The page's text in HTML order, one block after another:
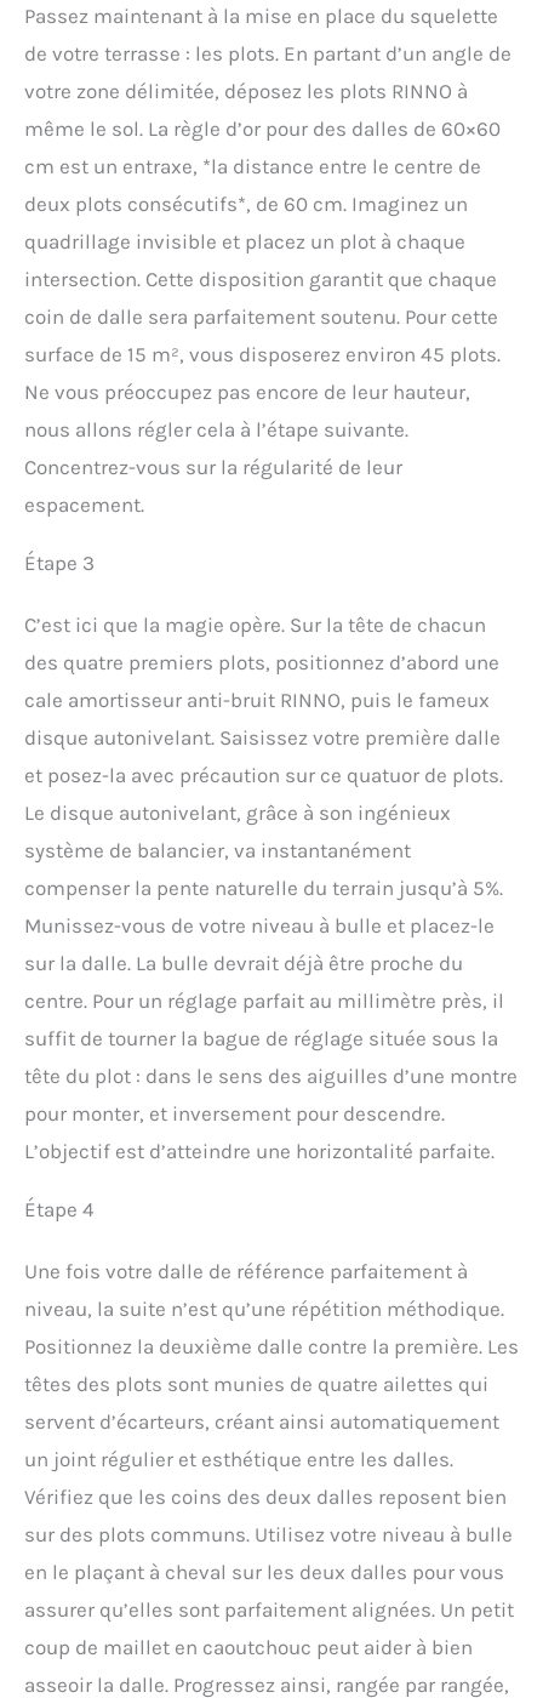
Passez maintenant à la mise en place du squelette
de votre terrasse : les plots. En partant d’un angle de
votre zone délimitée, déposez les plots RINNO à
même le sol. La règle d’or pour des dalles de 60×60
cm est un entraxe, *la distance entre le centre de
deux plots consécutifs*, de 60 cm. Imaginez un
quadrillage invisible et placez un plot à chaque
intersection. Cette disposition garantit que chaque
coin de dalle sera parfaitement soutenu. Pour cette
surface de 15 m², vous disposerez environ 45 plots.
Ne vous préoccupez pas encore de leur hauteur,
nous allons régler cela à l’étape suivante.
Concentrez-vous sur la régularité de leur
espacement.
Étape 3
C’est ici que la magie opère. Sur la tête de chacun
des quatre premiers plots, positionnez d’abord une
cale amortisseur anti-bruit RINNO, puis le fameux
disque autonivelant. Saisissez votre première dalle
et posez-la avec précaution sur ce quatuor de plots.
Le disque autonivelant, grâce à son ingénieux
système de balancier, va instantanément
compenser la pente naturelle du terrain jusqu’à 5%.
Munissez-vous de votre niveau à bulle et placez-le
sur la dalle. La bulle devrait déjà être proche du
centre. Pour un réglage parfait au millimètre près, il
suffit de tourner la bague de réglage située sous la
tête du plot : dans le sens des aiguilles d’une montre
pour monter, et inversement pour descendre.
L’objectif est d’atteindre une horizontalité parfaite.
Étape 4
Une fois votre dalle de référence parfaitement à
niveau, la suite n’est qu’une répétition méthodique.
Positionnez la deuxième dalle contre la première. Les
têtes des plots sont munies de quatre ailettes qui
servent d’écarteurs, créant ainsi automatiquement
un joint régulier et esthétique entre les dalles.
Vérifiez que les coins des deux dalles reposent bien
sur des plots communs. Utilisez votre niveau à bulle
en le plaçant à cheval sur les deux dalles pour vous
assurer qu’elles sont parfaitement alignées. Un petit
coup de maillet en caoutchouc peut aider à bien
asseoir la dalle. Progressez ainsi, rangée par rangée,